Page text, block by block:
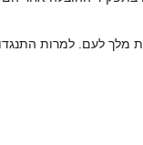
מלך לעם. למרות